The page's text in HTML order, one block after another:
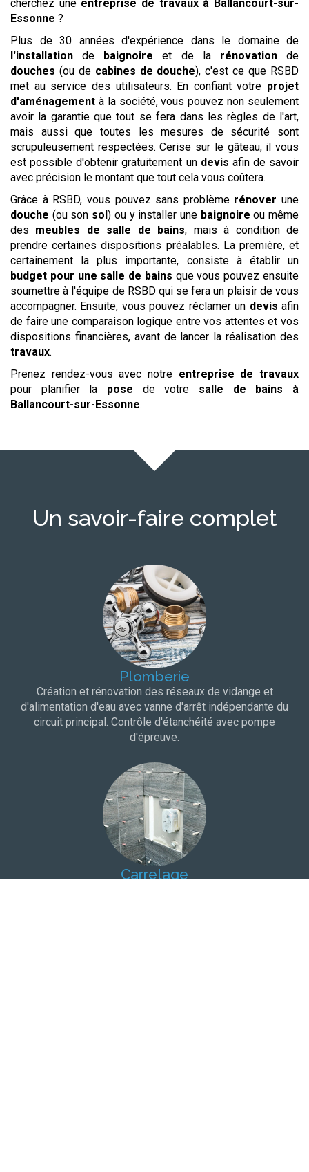
cherchez une entreprise de travaux à Ballancourt-sur-
Essonne ?
Plus de 30 années d'expérience dans le domaine de
l'installation de baignoire et de la rénovationde
douches (ou de cabines de douche), c'est ce que RSBD
met au service des utilisateurs. En confiant votre projet
d'aménagement à la société, vous pouvez non seulement
avoir la garantie que tout se fera dans les règles de l'art,
mais aussi que toutes les mesures de sécurité sont
scrupuleusement respectées. Cerise sur le gâteau, il vous
est possible d'obtenir gratuitement un devis afin de savoir
avec précision le montant que tout cela vous coûtera.
Grâce à RSBD, vous pouvez sans problème rénover une
douche (ou son sol) ou y installer une baignoire ou même
des meubles de salle de bains, mais à condition de
prendre certaines dispositions préalables. La première, et
certainement la plus importante, consiste à établir un
budget pour une salle de bains que vous pouvez ensuite
soumettre à l'équipe de RSBD qui se fera un plaisir de vous
accompagner. Ensuite, vous pouvez réclamer un devis afin
de faire une comparaison logique entre vos attentes et vos
dispositions financières, avant de lancer la réalisation des
travaux.
Prenez rendez-vous avec notre entreprise de travaux
pour planifier la pose de votre salle de bains
à
Ballancourt-sur-Essonne.
Un savoir-faire complet
Plomberie
Création et rénovation des réseaux de vidange et
d'alimentation d'eau avec vanne d'arrêt indépendante du
circuit principal. Contrôle d'étanchéité avec pompe
d'épreuve.
Carrelage